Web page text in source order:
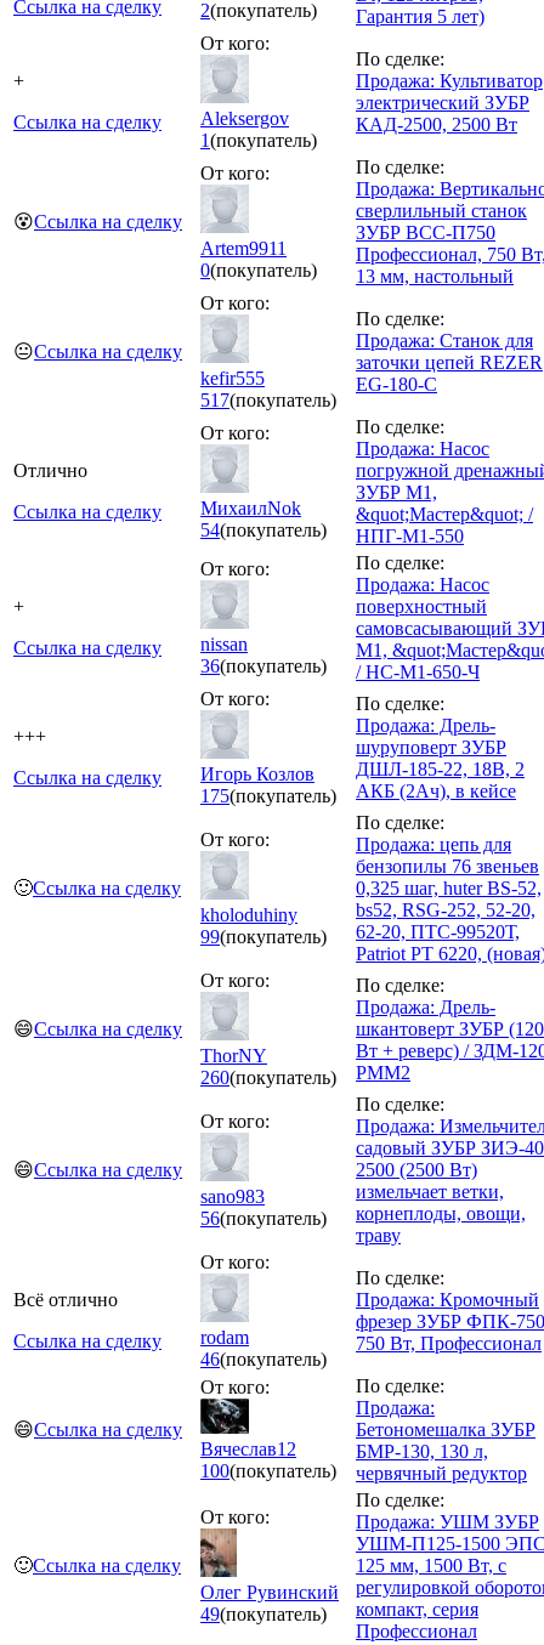
Ссылка на сделку 2(покупатель)
Гарантия 5 лет)
+
Ссылка на сделку
От кого:
Aleksergov
1(покупатель)
По сделке:
Продажа: Культиватор
электрический ЗУБР
КАД-2500, 2500 Вт
😵Ссылка на сделку
От кого:
Artem9911
0(покупатель)
По сделке:
Продажа:
сверлильный станок
ЗУБР ВСС-П750
Профессионал, 750
13 мм, настольный
😐Ссылка на сделку
От кого:
kefir555
517(покупатель)
По сделке:
Продажа: Станок для
заточки цепей REZER
EG-180-C
Отлично
Ссылка на сделку
От кого:
МихаилNok
54(покупатель)
По сделке:
Продажа: Насос
погружной
ЗУБР М1,
&quot;Мастер&quot; /
НПГ-М1-550
+
Ссылка на сделку
От кого:
nissan
36(покупатель)
По сделке:
Продажа: Насос
поверхностный
самовсасывающий
М1,
/ НС-М1-650-Ч
+++
Ссылка на сделку
От кого:
Игорь Козлов
175(покупатель)
По сделке:
Продажа: Дрель-
шуруповерт ЗУБР
ДШЛ-185-22, 18В, 2
АКБ (2Ач), в кейсе
🙂Ссылка на сделку
От кого:
kholoduhiny
99(покупатель)
По сделке:
Продажа: цепь для
бензопилы 76 звеньев
0,325 шаг, huter BS-52,
bs52, RSG-252, 52-20,
62-20, ПТС-99520Т,
Patriot PT 6220,
😄Ссылка на сделку
От кого:
ThorNY
260(покупатель)
По сделке:
Продажа: Дрель-
шкантоверт ЗУБР
Вт + реверс) / ЗДМ-
РММ2
😄Ссылка на сделку
От кого:
sano983
56(покупатель)
По сделке:
Продажа:
садовый ЗУБР ЗИЭ-
2500 (2500 Вт)
измельчает ветки,
корнеплоды, овощи,
траву
Всё отлично
Ссылка на сделку
От кого:
rodam
46(покупатель)
По сделке:
Продажа: Кромочный
фрезер ЗУБР ФПК-
750 Вт, Профессионал
😄Ссылка на сделку
От кого:
Вячеслав12
100(покупатель)
По сделке:
Продажа:
Бетономешалка ЗУБР
БМР-130, 130 л,
червячный редуктор
🙂Ссылка на сделку
От кого:
Олег Рувинский
49(покупатель)
По сделке:
Продажа: УШМ ЗУБР
УШМ-П125-1500
125 мм, 1500 Вт, с
регулировкой
компакт, серия
Профессионал